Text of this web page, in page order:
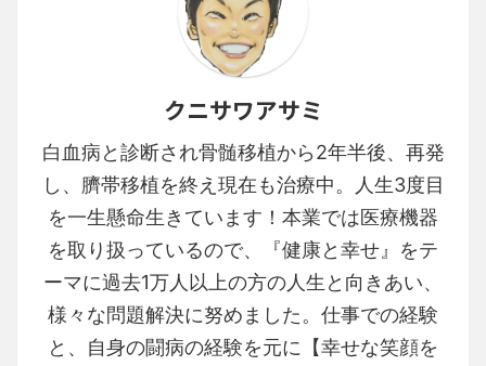
クニサワアサミ
白血病と診断され骨髄移植から2年半後、再発
し、臍帯移植を終え現在も治療中。人生3度目
を一生懸命生きています！本業では医療機器
を取り扱っているので、『健康と幸せ』をテ
ーマに過去1万人以上の方の人生と向きあい、
様々な問題解決に努めました。仕事での経験
と、自身の闘病の経験を元に【幸せな笑顔を